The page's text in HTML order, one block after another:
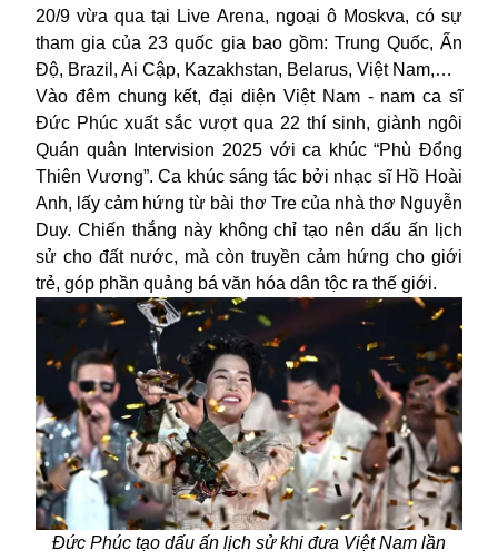
20/9 vừa qua tại Live Arena, ngoại ô Moskva, có sự
tham gia của 23 quốc gia bao gồm: Trung Quốc, Ấn
Độ, Brazil, Ai Cập, Kazakhstan, Belarus, Việt Nam,…
Vào đêm chung kết, đại diện Việt Nam - nam ca sĩ
Đức Phúc xuất sắc vượt qua 22 thí sinh, giành ngôi
Quán quân Intervision 2025 với ca khúc “Phù Đổng
Thiên Vương”. Ca khúc sáng tác bởi nhạc sĩ Hồ Hoài
Anh, lấy cảm hứng từ bài thơ Tre của nhà thơ Nguyễn
Duy. Chiến thắng này không chỉ tạo nên dấu ấn lịch
sử cho đất nước, mà còn truyền cảm hứng cho giới
trẻ, góp phần quảng bá văn hóa dân tộc ra thế giới.
Đức Phúc tạo dấu ấn lịch sử khi đưa Việt Nam lần